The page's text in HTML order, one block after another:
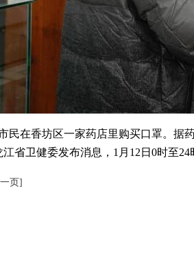
在香坊区一家药店里购买口罩。据
省卫健委发布消息，1月12日0时至
页]